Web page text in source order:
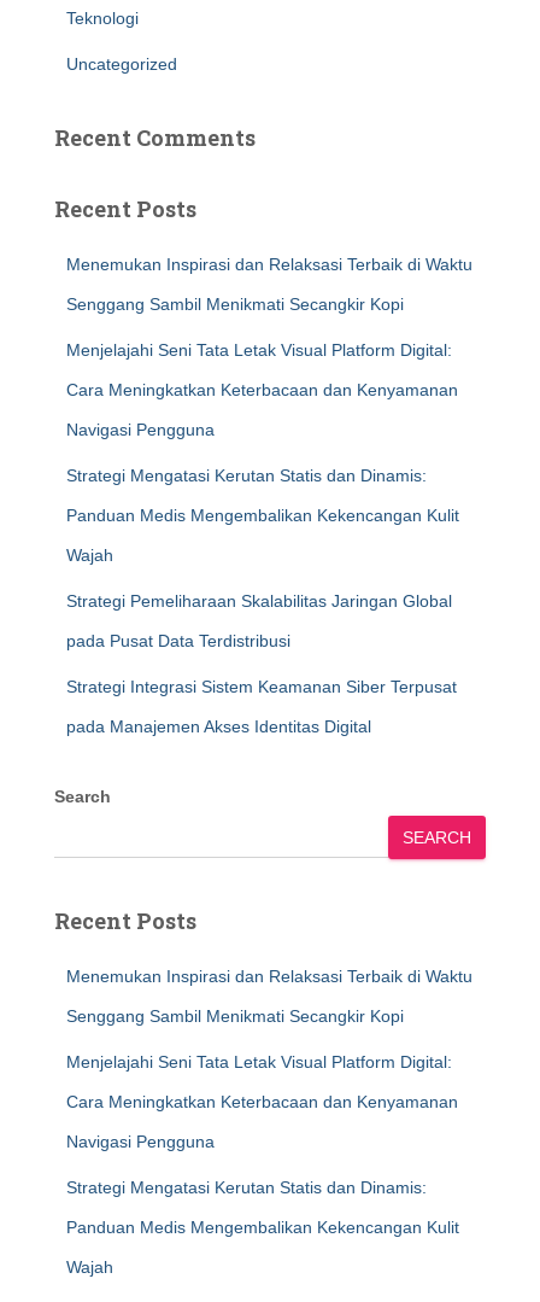
Teknologi
Uncategorized
Recent Comments
Recent Posts
Menemukan Inspirasi dan Relaksasi Terbaik di Waktu
Senggang Sambil Menikmati Secangkir Kopi
Menjelajahi Seni Tata Letak Visual Platform Digital:
Cara Meningkatkan Keterbacaan dan Kenyamanan
Navigasi Pengguna
Strategi Mengatasi Kerutan Statis dan Dinamis:
Panduan Medis Mengembalikan Kekencangan Kulit
Wajah
Strategi Pemeliharaan Skalabilitas Jaringan Global
pada Pusat Data Terdistribusi
Strategi Integrasi Sistem Keamanan Siber Terpusat
pada Manajemen Akses Identitas Digital
Search
SEARCH
Recent Posts
Menemukan Inspirasi dan Relaksasi Terbaik di Waktu
Senggang Sambil Menikmati Secangkir Kopi
Menjelajahi Seni Tata Letak Visual Platform Digital:
Cara Meningkatkan Keterbacaan dan Kenyamanan
Navigasi Pengguna
Strategi Mengatasi Kerutan Statis dan Dinamis:
Panduan Medis Mengembalikan Kekencangan Kulit
Wajah